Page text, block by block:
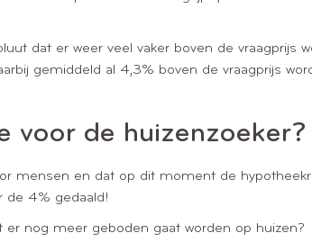
dat er weer veel vaker boven de vraagprijs
gemiddeld al 4,3% boven de vraagprijs
voor de huizenzoeker?
mensen en dat op dit moment de
de 4% gedaald!
nog meer geboden gaat worden op huizen?